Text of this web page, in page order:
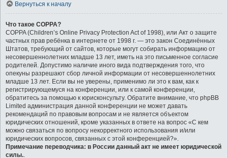
Вернуться к началу
Что такое COPPA?
COPPA (Children’s Online Privacy Protection Act of 1998), или Акт о защите
частных прав ребёнка в интернете от 1998 г. — это закон Соединённых
Штатов, требующий от сайтов, которые могут собирать информацию от
несовершеннолетних младше 13 лет, иметь на это письменное согласие
родителей. Допустимо наличие иного вида подтверждения того, что
опекуны разрешают сбор личной информации от несовершеннолетних
младше 13 лет. Если вы не уверены, применимо ли это к вам, как к
регистрирующемуся на конференции, или к самой конференции,
обратитесь за помощью к юрисконсульту. Обратите внимание, что phpBB
Limited администрация данной конференции не может давать
рекомендаций по правовым вопросам и не является объектом
юридических отношений, кроме указанных в ответе на вопрос «С кем
можно связаться по вопросу некорректного использования и/или
юридических вопросов, связанных с этой конференцией?».
Примечание переводчика: в России данный акт не имеет юридической
силы..